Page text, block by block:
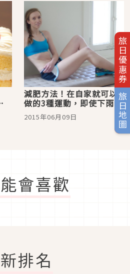
旅日優惠券
旅日地圖
減肥方法！在自家就可以
做的3種運動，即使下雨也
不怕哦！
2015年06月09日
會喜歡
排名